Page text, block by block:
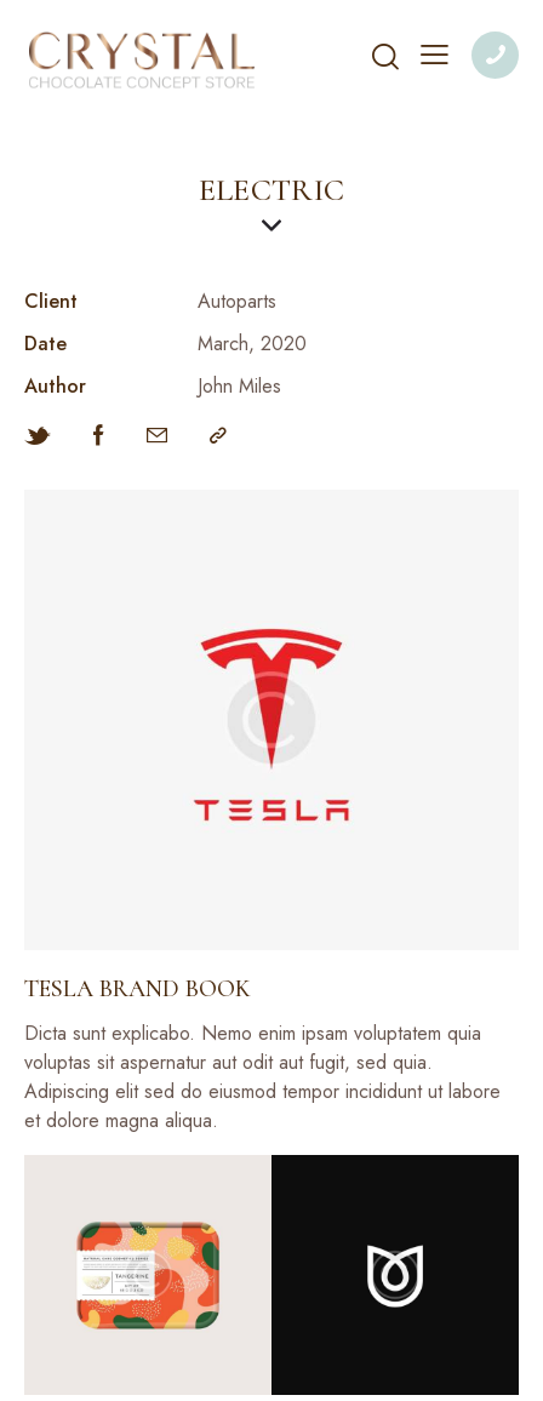
ELECTRIC
Client
Autoparts
Date
March, 2020
Author
John Miles
TESLA BRAND BOOK
Dicta sunt explicabo. Nemo enim ipsam voluptatem quia
voluptas sit aspernatur aut odit aut fugit, sed quia.
Adipiscing elit sed do eiusmod tempor incididunt ut labore
et dolore magna aliqua.